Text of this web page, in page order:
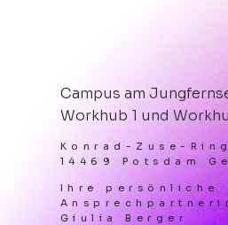
Campus am
Workhub 1 und
Konrad-Zuse-Ring
14469 Potsdam
Ihre persönliche
Giulia Berger